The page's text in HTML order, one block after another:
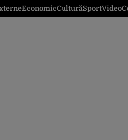
EconomicCulturăSportVideo